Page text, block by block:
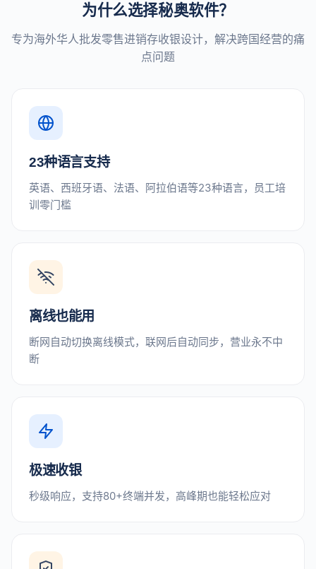
为什么选择秘奥软件？
专为海外华人批发零售进销存收银设计，解决跨国经营的痛
点问题
23种语言支持
英语、西班牙语、法语、阿拉伯语等23种语言，员工培
训零门槛
离线也能用
断网自动切换离线模式，联网后自动同步，营业永不中
断
极速收银
秒级响应，支持80+终端并发，高峰期也能轻松应对